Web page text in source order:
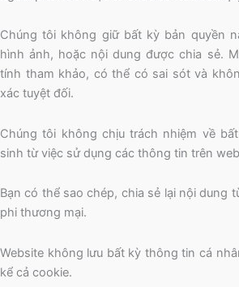
Chúng tôi không giữ bất kỳ bản quyền
hình ảnh, hoặc nội dung được chia sẻ.
tính tham khảo, có thể có sai sót và
xác tuyệt đối.
Chúng tôi không chịu trách nhiệm về
sinh từ việc sử dụng các thông tin trên
Bạn có thể sao chép, chia sẻ lại nội dung
phi thương mại.
Website không lưu bất kỳ thông tin cá
kể cả cookie.